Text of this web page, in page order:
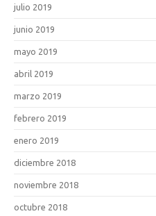
julio 2019
junio 2019
mayo 2019
abril 2019
marzo 2019
febrero 2019
enero 2019
diciembre 2018
noviembre 2018
octubre 2018